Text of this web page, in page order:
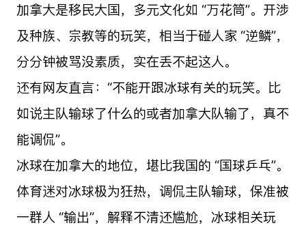
加拿大是移民大国，多元文化如 “万花筒”。开涉
及种族、宗教等的玩笑，相当于碰人家 “逆鳞”，
分分钟被骂没素质，实在丢不起这人。
还有网友直言：“不能开跟冰球有关的玩笑。比
如说主队输球了什么的或者加拿大队输了，真不
能调侃”。
冰球在加拿大的地位，堪比我国的 “国球乒乓”。
体育迷对冰球极为狂热，调侃主队输球，保准被
一群人 “输出”，解释不清还尴尬，冰球相关玩